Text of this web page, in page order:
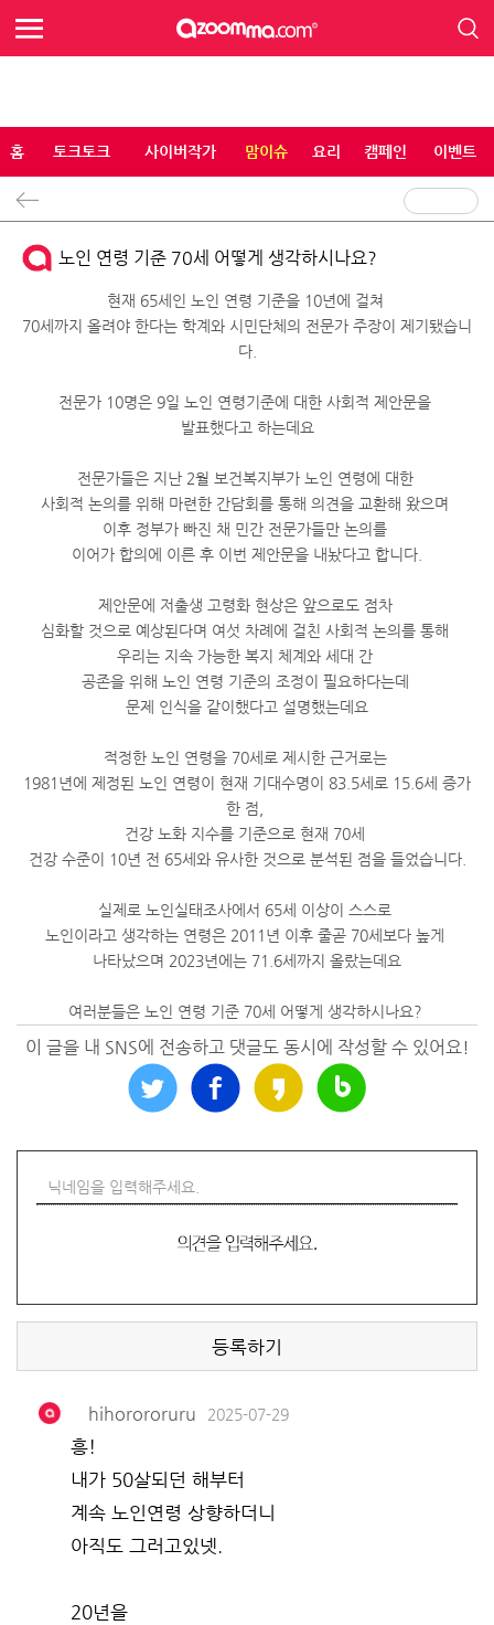
홈 토크토크 사이버작가 맘이슈 요리 캠페인 이벤트
노인 연령 기준 70세 어떻게 생각하시나요?
현재 65세인 노인 연령 기준을 10년에 걸쳐
70세까지 올려야 한다는 학계와 시민단체의 전문가 주장이 제기됐습니
다.
전문가 10명은 9일 노인 연령기준에 대한 사회적 제안문을
발표했다고 하는데요
전문가들은 지난 2월 보건복지부가 노인 연령에 대한
사회적 논의를 위해 마련한 간담회를 통해 의견을 교환해 왔으며
이후 정부가 빠진 채 민간 전문가들만 논의를
이어가 합의에 이른 후 이번 제안문을 내놨다고 합니다.
제안문에 저출생 고령화 현상은 앞으로도 점차
심화할 것으로 예상된다며 여섯 차례에 걸친 사회적 논의를 통해
우리는 지속 가능한 복지 체계와 세대 간
공존을 위해 노인 연령 기준의 조정이 필요하다는데
문제 인식을 같이했다고 설명했는데요
적정한 노인 연령을 70세로 제시한 근거로는
1981년에 제정된 노인 연령이 현재 기대수명이 83.5세로 15.6세 증가
한 점,
건강 노화 지수를 기준으로 현재 70세
건강 수준이 10년 전 65세와 유사한 것으로 분석된 점을 들었습니다.
실제로 노인실태조사에서 65세 이상이 스스로
노인이라고 생각하는 연령은 2011년 이후 줄곧 70세보다 높게
나타났으며 2023년에는 71.6세까지 올랐는데요
여러분들은 노인 연령 기준 70세 어떻게 생각하시나요?
이 글을 내 SNS에 전송하고 댓글도 동시에 작성할 수 있어요!
등록하기
hihorororuru 2025-07-29
흥!
내가 50살되던 해부터
계속 노인연령 상향하더니
아직도 그러고있넷.
20년을